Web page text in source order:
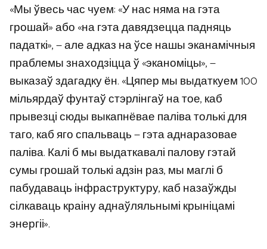
«Мы ўвесь час чуем: «У нас няма на гэта
грошай» або «на гэта давядзецца падняць
падаткі», — але адказ на ўсе нашы эканамічныя
праблемы знаходзіцца ў «эканоміцы», —
выказаў здагадку ён. «Цяпер мы выдаткуем 100
мільярдаў фунтаў стэрлінгаў на тое, каб
прывезці сюды выкапнёвае паліва толькі для
таго, каб яго спальваць — гэта аднаразовае
паліва. Калі б мы выдаткавалі палову гэтай
сумы грошай толькі адзін раз, мы маглі б
пабудаваць інфраструктуру, каб назаўжды
сілкаваць краіну аднаўляльнымі крыніцамі
энергіі».